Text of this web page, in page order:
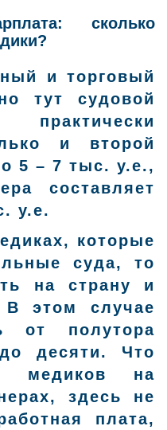
сколько
и торговый
тут судовой
и второй
5 – 7 тыс. у.е.,
составляет
у.е.
которые
суда, то
на страну и
В этом случае
от полутора
десяти. Что
медиков на
здесь не
плата,